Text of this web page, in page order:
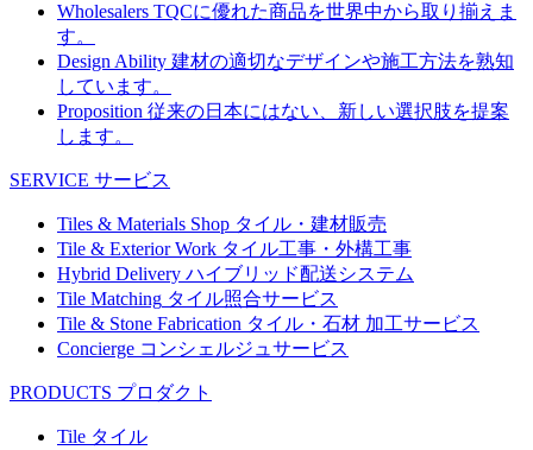
Wholesalers TQCに優れた商品を世界中から取り揃えま
す。
Design Ability 建材の適切なデザインや施工方法を熟知
しています。
Proposition 従来の日本にはない、新しい選択肢を提案
します。
SERVICE サービス
Tiles & Materials Shop タイル・建材販売
Tile & Exterior Work タイル工事・外構工事
Hybrid Delivery ハイブリッド配送システム
Tile Matching タイル照合サービス
Tile & Stone Fabrication タイル・石材 加工サービス
Concierge コンシェルジュサービス
PRODUCTS プロダクト
Tile タイル